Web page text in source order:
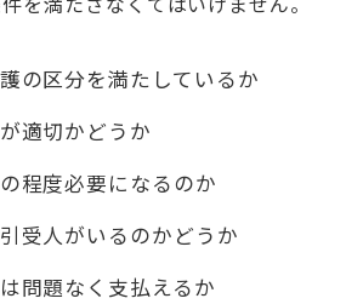
の区分を満たしているか
適切かどうか
程度必要になるのか
受人がいるのかどうか
問題なく支払えるか